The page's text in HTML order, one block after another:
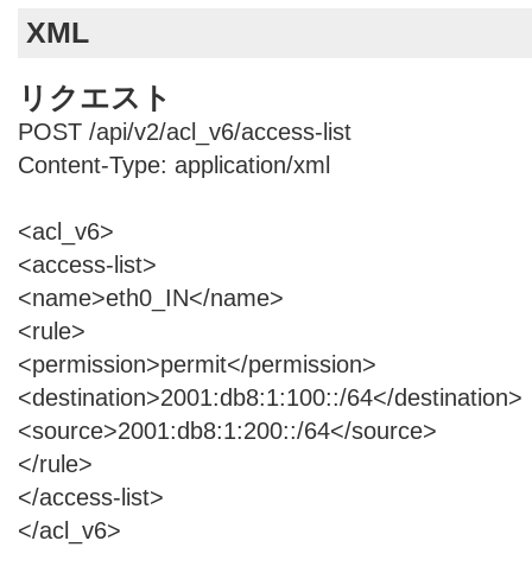
XML
リクエスト
POST /api/v2/acl_v6/access-list
Content-Type: application/xml
<acl_v6>
<access-list>
<name>eth0_IN</name>
<rule>
<permission>permit</permission>
<destination>2001:db8:1:100::/64</destination>
<source>2001:db8:1:200::/64</source>
</rule>
</access-list>
</acl_v6>